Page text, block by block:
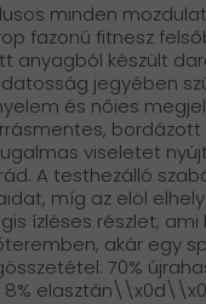
minden
fazonú fitnesz
anyagból készült
jegyében
és nőies
bordázott
viseletet
A testhezálló
míg az elöl
ízléses részlet, ami
akár egy
70%
8%